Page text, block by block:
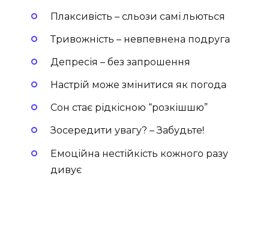
Плаксивість – сльози самі льються
Тривожність – невпевнена подруга
Депресія – без запрошення
Настрій може змінитися як погода
Сон стає рідкісною “розкішшю”
Зосередити увагу? – Забудьте!
Емоційна нестійкість кожного разу
дивує